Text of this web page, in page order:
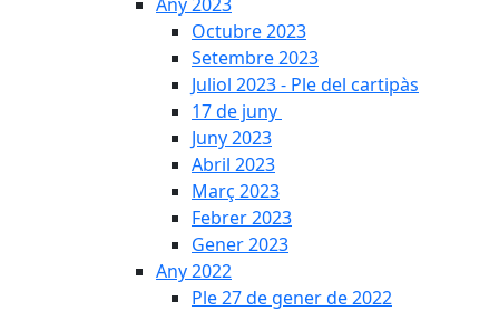
Octubre 2023
Setembre 2023
Juliol 2023 - Ple del cartipàs
17 de juny
Juny 2023
Abril 2023
Març 2023
Febrer 2023
Gener 2023
Any 2022
Ple 27 de gener de 2022